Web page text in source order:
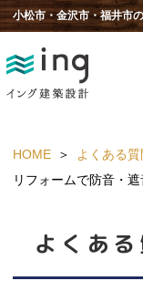
小松市・金沢市・福井市
HOME
よくある質
リフォームで防音・
よくあ